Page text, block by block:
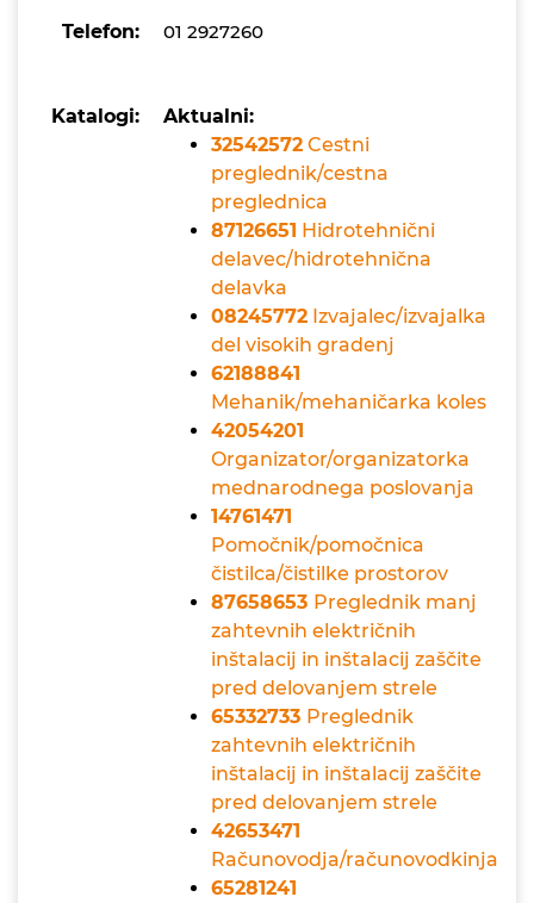
Telefon: 01 2927260
Katalogi:
Aktualni:
32542572 Cestni
preglednik/cestna
preglednica
87126651 Hidrotehnični
delavec/hidrotehnična
delavka
08245772 Izvajalec/izvajalka
del visokih gradenj
62188841
Mehanik/mehaničarka koles
42054201
Organizator/organizatorka
mednarodnega poslovanja
14761471
Pomočnik/pomočnica
čistilca/čistilke prostorov
87658653 Preglednik manj
zahtevnih električnih
inštalacij in inštalacij zaščite
pred delovanjem strele
65332733 Preglednik
zahtevnih električnih
inštalacij in inštalacij zaščite
pred delovanjem strele
42653471
Računovodja/računovodkinja
65281241